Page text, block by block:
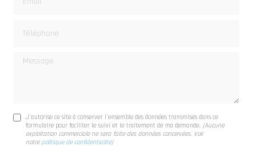
Message
J'autorise ce site à conserver l'ensemble des données transmises dans ce
formulaire pour faciliter le suivi et le traitement de ma demande. (Aucune
exploitation commerciale ne sera faite des données concervées. Voir
notrepolitique de confidentialité)